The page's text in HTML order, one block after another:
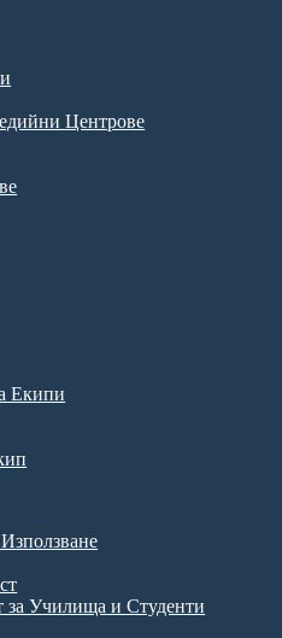
Центрове
Екипи
за Училища и Студенти